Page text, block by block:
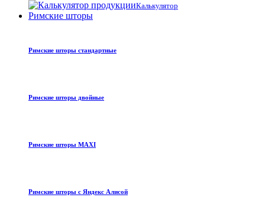
Калькулятор
Римские шторы
Римские шторы стандартные
Римские шторы двойные
Римские шторы MAXI
Римские шторы с Яндекс Алисой